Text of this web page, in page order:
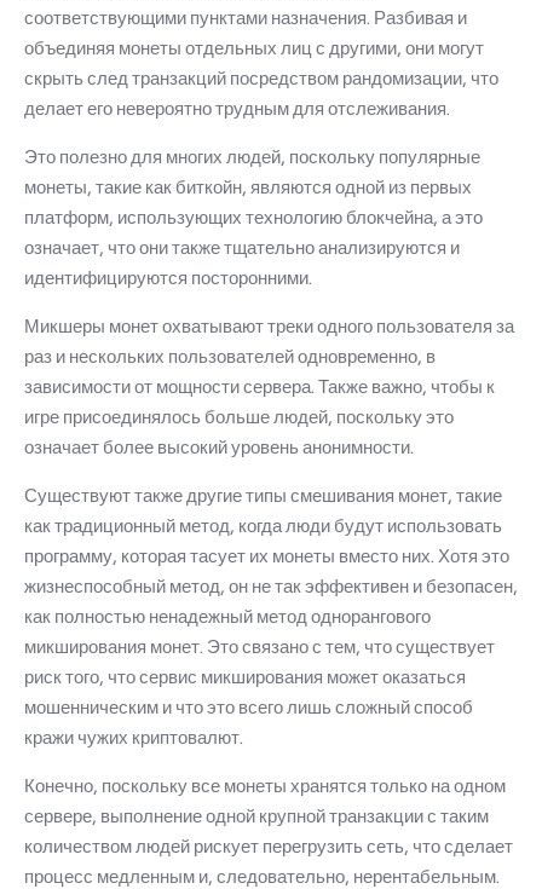
соответствующими пунктами назначения. Разбивая и
объединяя монеты отдельных лиц с другими, они могут
скрыть след транзакций посредством рандомизации, что
делает его невероятно трудным для отслеживания.
Это полезно для многих людей, поскольку популярные
монеты, такие как биткойн, являются одной из первых
платформ, использующих технологию блокчейна, а это
означает, что они также тщательно анализируются и
идентифицируются посторонними.
Микшеры монет охватывают треки одного пользователя за
раз и нескольких пользователей одновременно, в
зависимости от мощности сервера. Также важно, чтобы к
игре присоединялось больше людей, поскольку это
означает более высокий уровень анонимности.
Существуют также другие типы смешивания монет, такие
как традиционный метод, когда люди будут использовать
программу, которая тасует их монеты вместо них. Хотя это
жизнеспособный метод, он не так эффективен и безопасен,
как полностью ненадежный метод однорангового
микширования монет. Это связано с тем, что существует
риск того, что сервис микширования может оказаться
мошенническим и что это всего лишь сложный способ
кражи чужих криптовалют.
Конечно, поскольку все монеты хранятся только на одном
сервере, выполнение одной крупной транзакции с таким
количеством людей рискует перегрузить сеть, что сделает
процесс медленным и, следовательно, нерентабельным.